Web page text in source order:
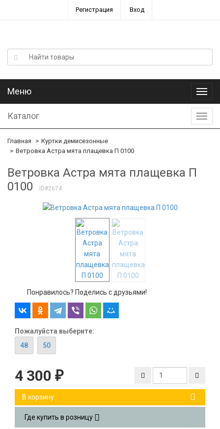
Регистрация Вход
Меню
Меню
Каталог
Главная
Куртки демисезонные
Ветровка Астра мята плащевка П 0100
Ветровка Астра мята плащевка П
0100
ID#2674
Понравилось? Поделись с друзьями!
Пожалуйста выберите:
48
50
4 300 ₽
В корзину
Где купить в розницу